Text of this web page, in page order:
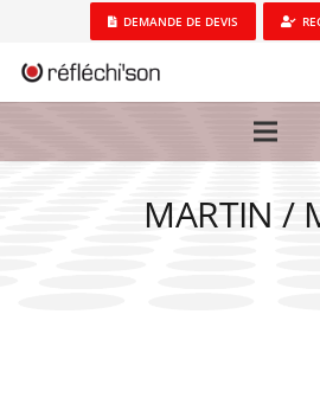
DEMANDE DE DEVIS
MARTIN /